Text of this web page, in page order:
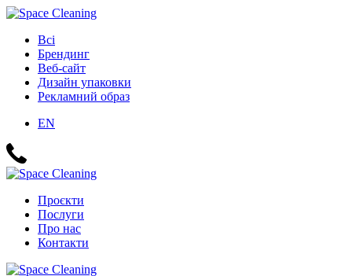
Всі
Брендинг
Веб-сайт
Дизайн упаковки
Рекламний образ
EN
Проєкти
Послуги
Про нас
Контакти